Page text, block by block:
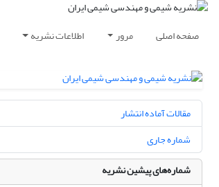
صفحه اصلی مرور اطلاعات نشریه
مقالات آماده انتشار
شماره جاری
شماره‌های پیشین نشریه